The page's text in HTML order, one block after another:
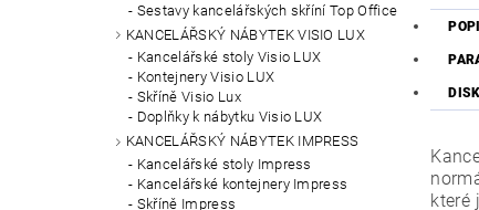
Sestavy kancelářských skříní Top Office
KANCELÁŘSKÝ NÁBYTEK VISIO LUX
Kancelářské stoly Visio LUX
Kontejnery Visio LUX
Skříně Visio Lux
Doplňky k nábytku Visio LUX
KANCELÁŘSKÝ NÁBYTEK IMPRESS
Kancelářské stoly Impress
Kancelářské kontejnery Impress
Skříně Impress
které